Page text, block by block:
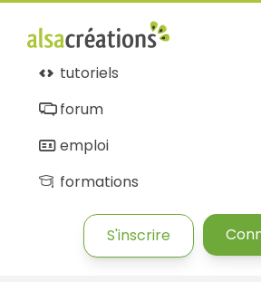
tutoriels
forum
emploi
formations
S'inscrire